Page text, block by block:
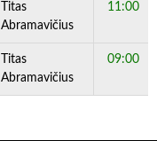
Titas
Abramavičius
11:00
Titas
Abramavičius
09:00